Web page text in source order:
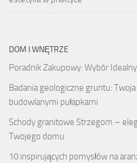
DOM I WNĘTRZE
Poradnik Zakupowy: Wybór
Badania geologiczne gruntu:
budowlanymi pułapkami
Schody granitowe Strzegom –
Twojego domu
10 inspirujących pomysłów na